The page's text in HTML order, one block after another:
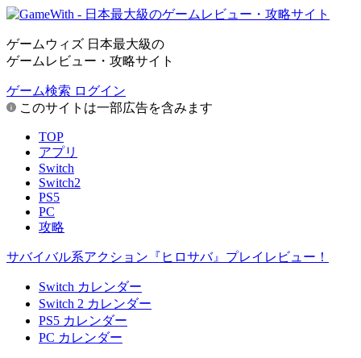
ゲームウィズ 日本最大級の
ゲームレビュー・攻略サイト
ゲーム検索 ログイン
このサイトは一部広告を含みます
TOP
アプリ
Switch
Switch2
PS5
PC
攻略
サバイバル系アクション『ヒロサバ』プレイレビュー！
Switch カレンダー
Switch 2 カレンダー
PS5 カレンダー
PC カレンダー